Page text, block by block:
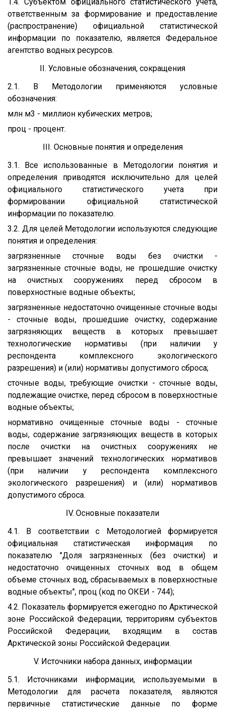
ответственным за формирование и предоставление
(распространение) официальной статистической
информации по показателю, является Федеральное
агентство водных ресурсов.
II. Условные обозначения, сокращения
2.1. В Методологии применяются условные
обозначения:
млн м3 - миллион кубических метров;
проц - процент.
III. Основные понятия и определения
3.1. Все использованные в Методологии понятия и
определения приводятся исключительно для целей
официального статистического учета при
формировании официальной статистической
информации по показателю.
3.2. Для целей Методологии используются следующие
понятия и определения:
загрязненные сточные воды без очистки -
загрязненные сточные воды, не прошедшие очистку
на очистных сооружениях перед сбросом в
поверхностные водные объекты;
загрязненные недостаточно очищенные сточные воды
- сточные воды, прошедшие очистку, содержание
загрязняющих веществ в которых превышает
технологические нормативы (при наличии у
респондента комплексного экологического
разрешения) и (или) нормативы допустимого сброса;
сточные воды, требующие очистки - сточные воды,
подлежащие очистке, перед сбросом в поверхностные
водные объекты;
нормативно очищенные сточные воды - сточные
воды, содержание загрязняющих веществ в которых
после очистки на очистных сооружениях не
превышает значений технологических нормативов
(при наличии у респондента комплексного
экологического разрешения) и (или) нормативов
допустимого сброса.
IV. Основные показатели
4.1. В соответствии с Методологией формируется
официальная статистическая информация по
показателю "Доля загрязненных (без очистки) и
недостаточно очищенных сточных вод в общем
объеме сточных вод, сбрасываемых в поверхностные
водные объекты", проц (код по ОКЕИ - 744);
4.2. Показатель формируется ежегодно по Арктической
зоне Российской Федерации, территориям субъектов
Российской Федерации, входящим в состав
Арктической зоны Российской Федерации.
V. Источники набора данных, информации
5.1. Источниками информации, используемыми в
Методологии для расчета показателя, являются
первичные статистические данные по форме